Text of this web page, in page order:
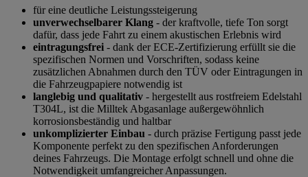
für eine deutliche Leistungssteigerung
unverwechselbarer Klang - der kraftvolle, tiefe Ton sorgt
dafür, dass jede Fahrt zu einem akustischen Erlebnis wird
eintragungsfrei - dank der ECE-Zertifizierung erfüllt sie die
spezifischen Normen und Vorschriften, sodass keine
zusätzlichen Abnahmen durch den TÜV oder Eintragungen in
die Fahrzeugpapiere notwendig ist
langlebig und qualitativ - hergestellt aus rostfreiem Edelstahl
T304L, ist die Milltek Abgasanlage außergewöhnlich
korrosionsbeständig und haltbar
unkomplizierter Einbau - durch präzise Fertigung passt jede
Komponente perfekt zu den spezifischen Anforderungen
deines Fahrzeugs. Die Montage erfolgt schnell und ohne die
Notwendigkeit umfangreicher Anpassungen.